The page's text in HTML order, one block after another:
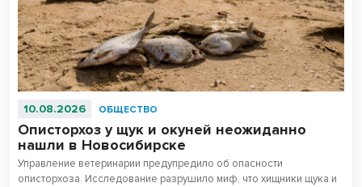
10.08.2026 ОБЩЕСТВО
Описторхоз у щук и окуней неожиданно
нашли в Новосибирске
Управление ветеринарии предупредило об опасности
описторхоза. Исследование разрушило миф, что хищники щука и